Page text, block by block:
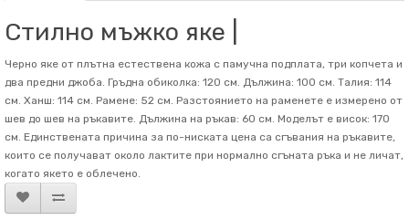
Стилно мъжко яке |
Черно яке от плътна естествена кожа с памучна подплата, три копчета и
два предни джоба. Гръдна обиколка: 120 см. Дължина: 100 см. Талия: 114
см. Ханш: 114 см. Рамене: 52 см. Разстоянието на раменете е измерено от
шев до шев на ръкавите. Дължина на ръкав: 60 см. Mоделът е висок: 170
см. Единствената причина за по-ниската цена са сгъвания на ръкавите,
които се получават около лактите при нормално сгъната ръка и не личат,
когато якето е облечено.